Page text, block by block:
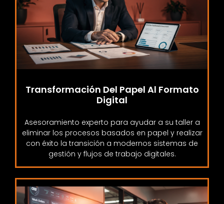
Transformación Del Papel Al Formato
Digital
Asesoramiento experto para ayudar a su taller a
eliminar los procesos basados en papel y realizar
con éxito la transición a modernos sistemas de
gestión y flujos de trabajo digitales.